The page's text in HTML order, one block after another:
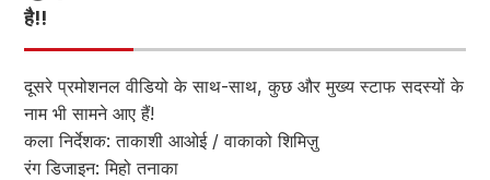
है!!
दूसरे प्रमोशनल वीडियो के साथ-साथ, कुछ और मुख्य स्टाफ सदस्यों के
नाम भी सामने आए हैं!
कला निर्देशक: ताकाशी आओई / वाकाको शिमिज़ु
रंग डिजाइन: मिहो तनाका